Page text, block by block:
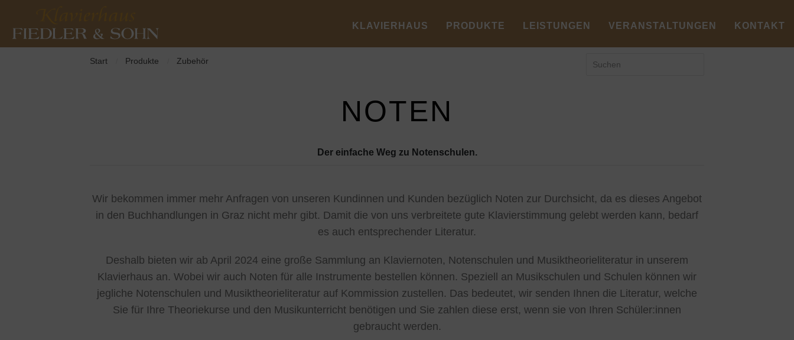
KLAVIERHAUS PRODUKTE LEISTUNGEN VERANSTALTUNGEN KONTAKT
Start Produkte Zubehör
NOTEN
Der einfache Weg zu Notenschulen.
Wir bekommen immer mehr Anfragen von unseren Kundinnen und Kunden bezüglich Noten zur Durchsicht, da es dieses Angebot
in den Buchhandlungen in Graz nicht mehr gibt. Damit die von uns verbreitete gute Klavierstimmung gelebt werden kann, bedarf
es auch entsprechender Literatur.
Deshalb bieten wir ab April 2024 eine große Sammlung an Klaviernoten, Notenschulen und Musiktheorieliteratur in unserem
Klavierhaus an. Wobei wir auch Noten für alle Instrumente bestellen können. Speziell an Musikschulen und Schulen können wir
jegliche Notenschulen und Musiktheorieliteratur auf Kommission zustellen. Das bedeutet, wir senden Ihnen die Literatur, welche
Sie für Ihre Theoriekurse und den Musikunterricht benötigen und Sie zahlen diese erst, wenn sie von Ihren Schüler:innen
gebraucht werden.